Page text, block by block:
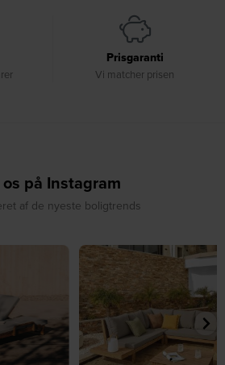
Prisgaranti
Vi matcher prisen
på Instagram
af de nyeste boligtrends
☀️⁠ ☀️ Sommerens naturlige
samlingspunkt⁠
8 0